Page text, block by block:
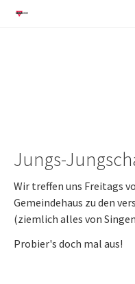
Jungs-
Wir treffen uns Freitags
Gemeindehaus zu den
(ziemlich alles von
Probier's doch mal aus!